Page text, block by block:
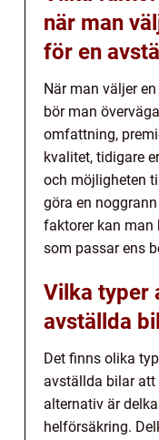
när man
för en
När man väljer
bör man
omfattning,
kvalitet, tidigare
och möjligheten
göra en
faktorer kan man
som passar ens
Vilka typer
avställda
Det finns olika
avställda bilar
alternativ är
helförsäkring.